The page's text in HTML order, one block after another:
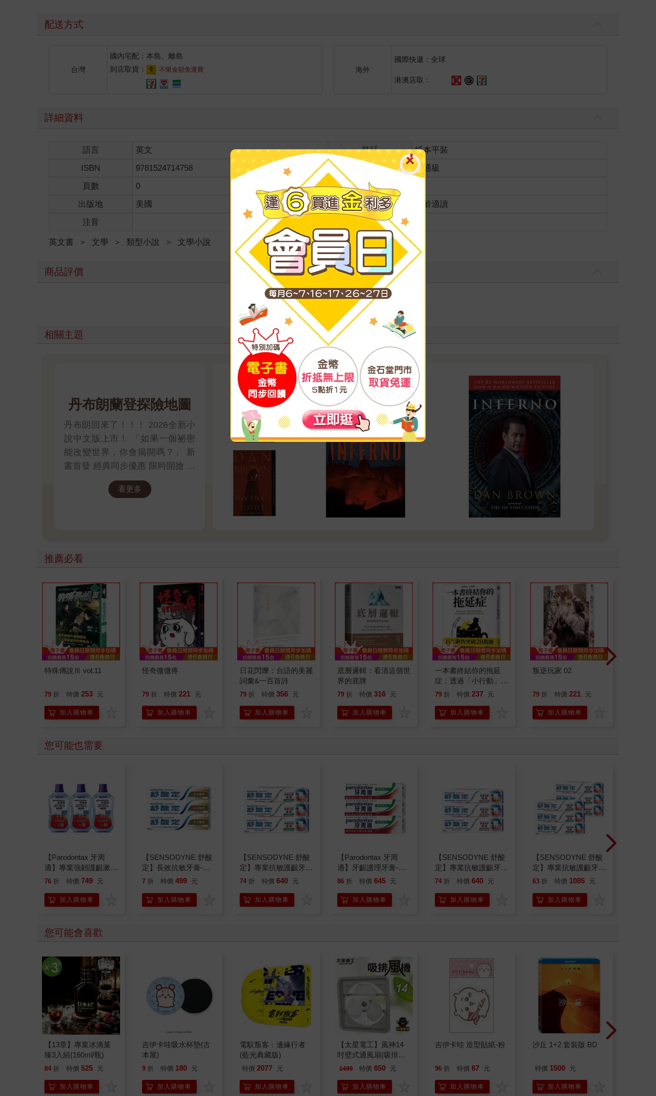
配送方式
台灣
國內宅配：本島、離島
到店取貨：
不限金額免運費 海外
國際快遞：全球
港澳店取：
詳細資料
語言 英文 裝訂
紙本平裝
ISBN
9781524714758 分級
普通級
頁數
0
商品規格
出版地
美國 適讀年齡
全齡適讀
注音
級別
英文書 ＞ 文學 ＞ 類型小說 ＞ 文學小說
商品評價
寫評價
相關主題
丹布朗蘭登探險地圖
丹布朗回來了！！！ 2026全新小
說中文版上市！ 「如果一個祕密
能改變世界，你會揭開嗎？」 新
書首發 經典同步優惠 限時開搶 書
展期間限定 數量有限，售完為止
推理迷，這次別再錯過
看更多
推薦必看
特殊傳說Ⅲ vol.11
79 折 特價 253 元
加入購物車
怪奇微微疼
79 折 特價 221 元
加入購物車
日花閃爍：台語的美麗
詞彙&一百首詩
79 折 特價 356 元
加入購物車
底層邏輯：看清這個世
界的底牌
79 折 特價 316 元
加入購物車
一本書終結你的拖延
症：透過「小行動」打
開大腦的行動開關，懶
的37個科學方法
79 折 特價 237 元
加入購物車
叛逆玩家 02
79 折 特價 221 元
加入購物車
您可能也需要
【Parodontax 牙周
適】專業強韌護齦漱口
水-極淨薄荷500mlx3
76 折 特價 749 元
加入購物車
【SENSODYNE 舒酸
定】長效抗敏牙膏-多
元護理120gx3入
7 折 特價 499 元
加入購物車
【SENSODYNE 舒酸
定】專業抗敏護齦牙
膏-沁涼薄荷100gx3入
74 折 特價 640 元
加入購物車
【Parodontax 牙周
適】牙齦護理牙膏-經
典配方90gx3入
86 折 特價 645 元
加入購物車
【SENSODYNE 舒酸
定】專業抗敏護齦牙
膏-亮白配方100gx3入
74 折 特價 640 元
加入購物車
【SENSODYNE 舒酸
定】專業抗敏護齦牙
膏-沁涼薄荷100gx6入
63 折 特價 1085 元
加入購物車
您可能會喜歡
【13章】專業冰滴菓
臻3入組(160ml/瓶)
84 折 特價 525 元
加入購物車
吉伊卡哇吸水杯墊(古
本屋)
9 折 特價 180 元
加入購物車
電馭叛客：邊緣行者
(藍光典藏版)
特價 2077 元
加入購物車
【太星電工】風神14
吋壁式通風扇(吸排風
機)
1499 特價 850 元
加入購物車
吉伊卡哇 造型貼紙-粉
96 折 特價 67 元
加入購物車
沙丘 1+2 套裝版 BD
特價 1500 元
加入購物車